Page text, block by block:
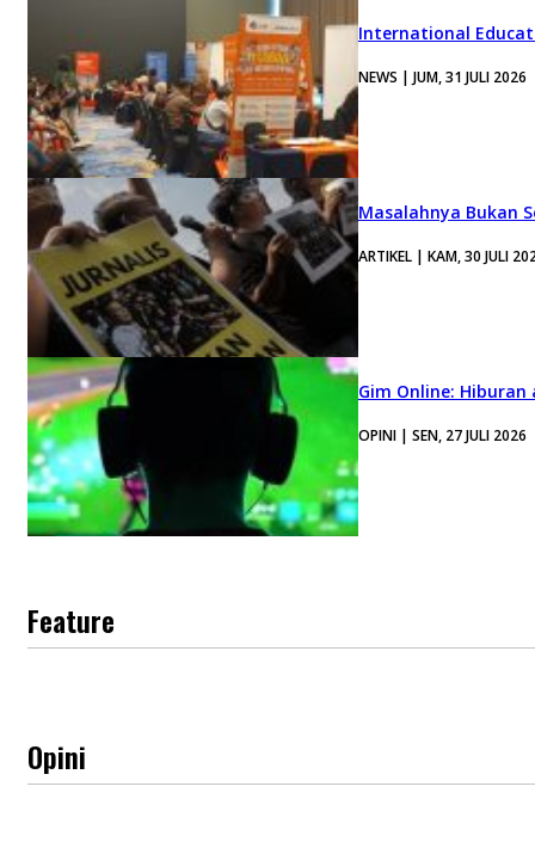
International
NEWS | JUM, 31 JULI 2026
Masalahnya Bukan
ARTIKEL | KAM, 30 JULI
Gim Online:
OPINI | SEN, 27 JULI 2026
Feature
Opini